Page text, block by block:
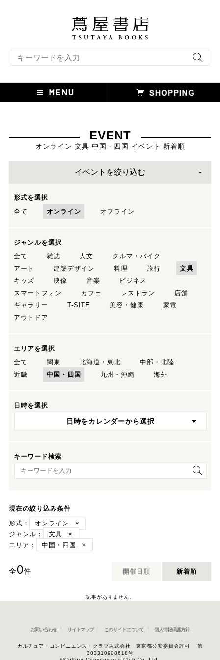
EVENT
オンライン 文具 中国・四国 イベント 新着順
イベントを絞り込む
形式を選択
全て
オンライン オフライン
ジャンルを選択
全て
雑誌 人文
クルマ・バイク
アート
建築デザイン 料理 旅行
文具
キッズ
映像 音楽
ビジネス
スマートフォン
カフェ レストラン
店舗
ギャラリー
T-SITE 美容・健康
家電
アウトドア
エリアを選択
全て
関東 北海道・東北
中部・北陸
近畿
中国・四国 九州・沖縄 海外
日時を選択
日時をカレンダーから選択
キーワード検索
キーワード検索
現在の絞り込み条件
形式：
オンライン
×
ジャンル：
文具
×
エリア：
中国・四国 ×
全0件 開催日順 新着順
記事がありません。
お問い合わせ サイトマップ このサイトについて 個人情報保護方針
カルチュア・コンビニエンス・クラブ株式会社 東京都公安委員会許可 第
303310908618号